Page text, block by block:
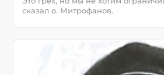
сказал о. Митрофанов.